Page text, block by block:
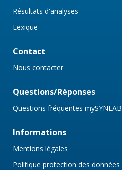
Résultats d'analyses
Lexique
Contact
Nous contacter
Questions/Réponses
Questions fréquentes mySYNLAB
Informations
Mentions légales
Politique protection des données